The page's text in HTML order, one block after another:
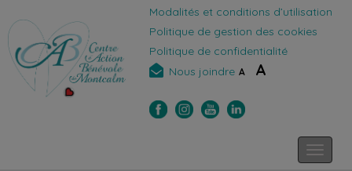
Modalités et conditions d’utilisation
Politique de gestion des cookies
Politique de confidentialité
Nous joindre A A